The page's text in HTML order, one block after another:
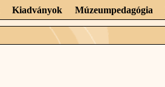
Kiadványok Múzeumpedagógia